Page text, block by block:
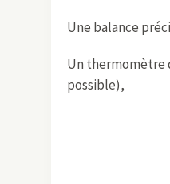
Une balance
Un thermomètre
possible),